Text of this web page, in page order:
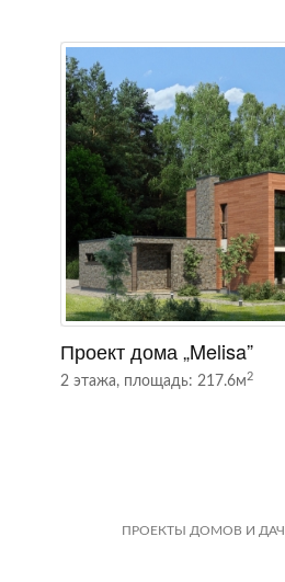
Проект дома „Melisa”
2 этажа, площадь: 217.6м 2
ПРОЕКТЫ ДОМОВ И ДАЧ